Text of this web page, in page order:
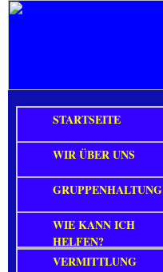
STARTSEITE
WIR ÜBER UNS
GRUPPENHALTUNG
WIE KANN ICH
HELFEN?
VERMITTLUNG